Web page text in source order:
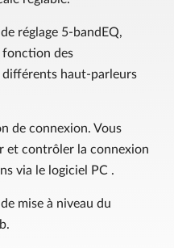
réglage 5-bandEQ,
fonction des
différents haut-parleurs
de connexion. Vous
et contrôler la connexion
via le logiciel PC .
mise à niveau du